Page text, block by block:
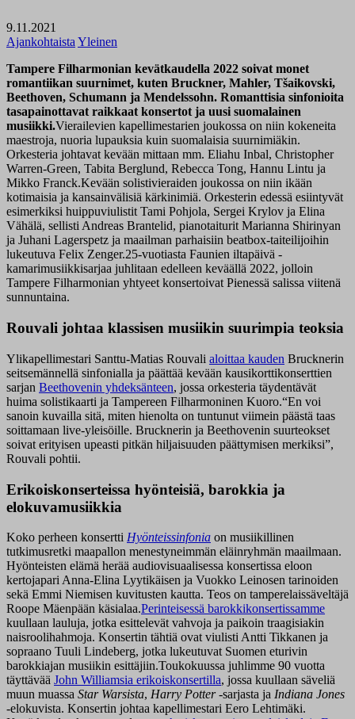
9.11.2021
AjankohtaistaYleinen
Tampere Filharmonian kevätkaudella 2022 soivat monet
romantiikan suurnimet, kuten Bruckner, Mahler, Tšaikovski,
Beethoven, Schumann ja Mendelssohn. Romanttisia sinfonioita
tasapainottavat raikkaat konsertot ja uusi suomalainen
musiikki.Vierailevien kapellimestarien joukossa on niin kokeneita
maestroja, nuoria lupauksia kuin suomalaisia suurnimiäkin.
Orkesteria johtavat kevään mittaan mm. Eliahu Inbal, Christopher
Warren-Green, Tabita Berglund, Rebecca Tong, Hannu Lintu ja
Mikko Franck.Kevään solistivieraiden joukossa on niin ikään
kotimaisia ja kansainvälisiä kärkinimiä. Orkesterin edessä esiintyvät
esimerkiksi huippuviulistit Tami Pohjola, Sergei Krylov ja Elina
Vähälä, sellisti Andreas Brantelid, pianotaiturit Marianna Shirinyan
ja Juhani Lagerspetz ja maailman parhaisiin beatbox-taiteilijoihin
lukeutuva Felix Zenger.25-vuotiasta Faunien iltapäivä -
kamarimusiikkisarjaa juhlitaan edelleen keväällä 2022, jolloin
Tampere Filharmonian yhtyeet konsertoivat Pienessä salissa viitenä
sunnuntaina.
Rouvali johtaa klassisen musiikin suurimpia teoksia
Ylikapellimestari Santtu-Matias Rouvali aloittaa kauden Brucknerin
seitsemännellä sinfonialla ja päättää kevään kausikorttikonserttien
sarjan Beethovenin yhdeksänteen, jossa orkesteria täydentävät
huima solistikaarti ja Tampereen Filharmoninen Kuoro.“En voi
sanoin kuvailla sitä, miten hienolta on tuntunut viimein päästä taas
soittamaan live-yleisöille. Brucknerin ja Beethovenin suurteokset
soivat erityisen upeasti pitkän hiljaisuuden päättymisen merkiksi”,
Rouvali pohtii.
Erikoiskonserteissa hyönteisiä, barokkia ja
elokuvamusiikkia
Koko perheen konsertti Hyönteissinfonia on musiikillinen
tutkimusretki maapallon menestyneimmän eläinryhmän maailmaan.
Hyönteisten elämä herää audiovisuaalisessa konsertissa eloon
kertojapari Anna-Elina Lyytikäisen ja Vuokko Leinosen tarinoiden
sekä Emmi Niemisen kuvitusten kautta. Teos on tamperelaissäveltäjä
Roope Mäenpään käsialaa.Perinteisessä barokkikonsertissamme
kuullaan lauluja, jotka esittelevät vahvoja ja paikoin traagisiakin
naisroolihahmoja. Konsertin tähtiä ovat viulisti Antti Tikkanen ja
sopraano Tuuli Lindeberg, jotka lukeutuvat Suomen eturivin
barokkiajan musiikin esittäjiin.Toukokuussa juhlimme 90 vuotta
täyttävää John Williamsia erikoiskonsertilla, jossa kuullaan säveliä
muun muassa Star Warsista, Harry Potter-sarjasta ja Indiana Jones
-elokuvista. Konsertin johtaa kapellimestari Eero Lehtimäki.